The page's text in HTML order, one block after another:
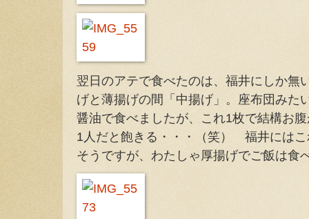
翌日のアテで食べたのは、福井にしか無
げと薄揚げの間「中揚げ」。座布団みた
醤油で食べましたが、これ1枚で結構お
1人だと飽きる・・・（笑） 福井には
そうですが、わたしゃ厚揚げでご飯は食